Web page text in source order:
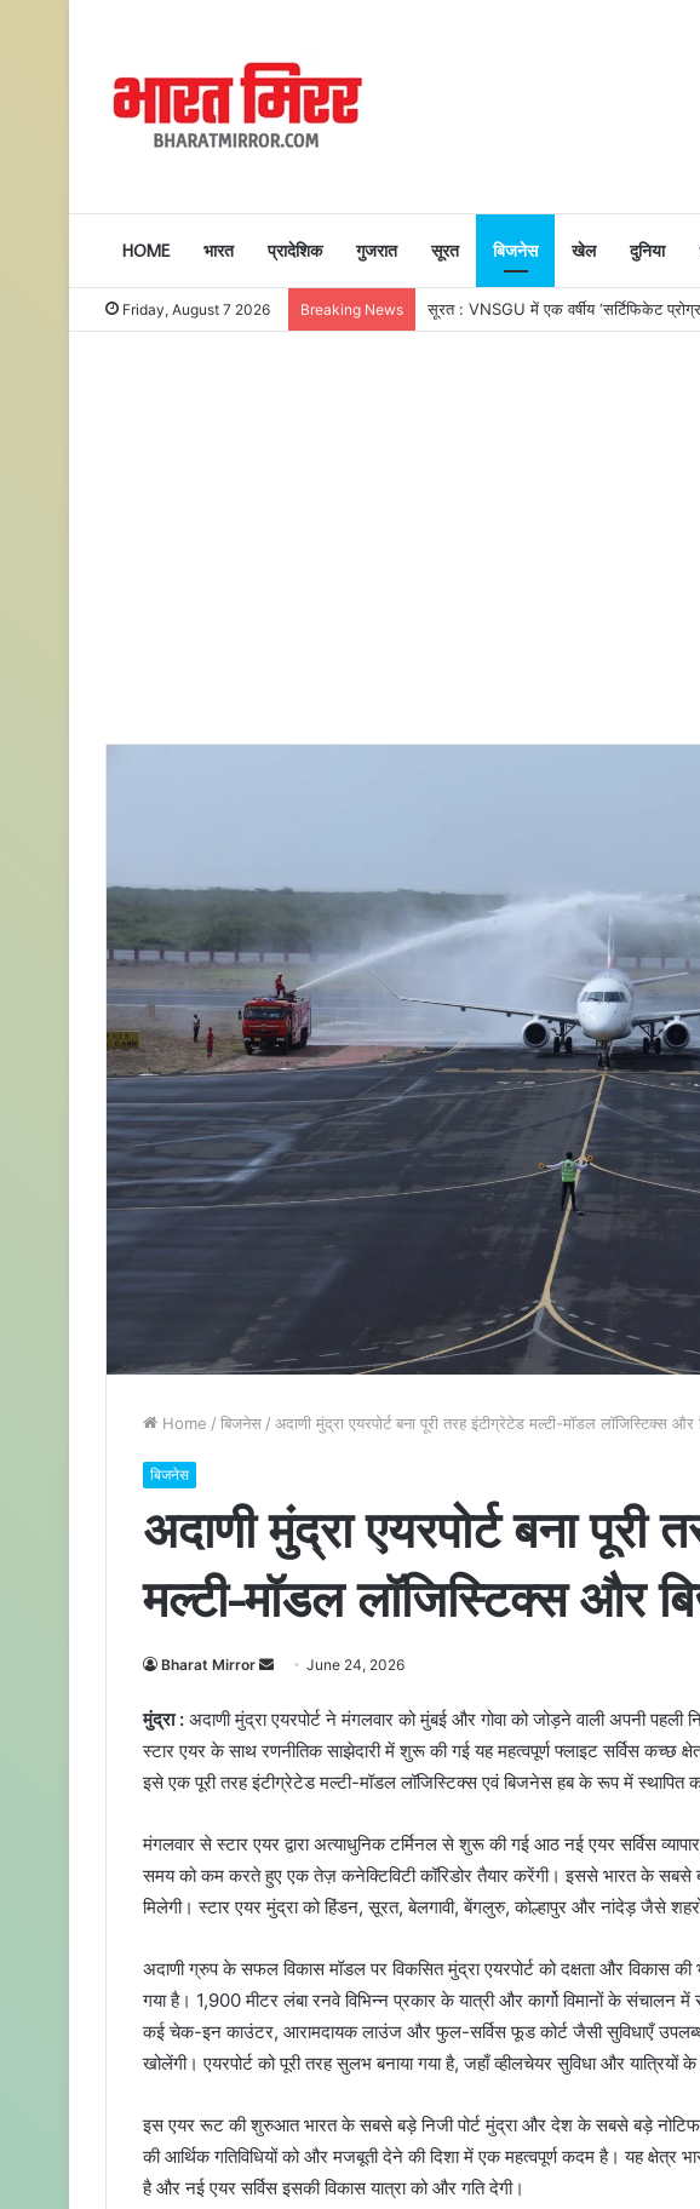
HOME भारत प्रादेशिक गुजरात सूरत बिजनेस खेल दुनिया
Friday, August 7 2026 Breaking News सूरत : VNSGU में एक वर्षीय ‘सर्टिफिकेट
Home / बिजनेस / अदाणी मुंद्रा एयरपोर्ट बना पूरी तरह इंटीग्रेटेड मल्टी-मॉडल लॉजिस्टिक्स
बिजनेस
अदाणी मुंद्रा एयरपोर्ट बना पूरी
मल्टी-मॉडल लॉजिस्टिक्स और
Bharat Mirror
n
d
a
e
m
a
June 24, 2026
मुंद्रा : अदाणी मुंद्रा एयरपोर्ट ने मंगलवार को मुंबई और गोवा को जोड़ने वाली अपनी पहली
स्टार एयर के साथ रणनीतिक साझेदारी में शुरू की गई यह महत्वपूर्ण फ्लाइट सर्विस कच्छ
इसे एक पूरी तरह इंटीग्रेटेड मल्टी-मॉडल लॉजिस्टिक्स एवं बिजनेस हब के रूप में स्थापित
मंगलवार से स्टार एयर द्वारा अत्याधुनिक टर्मिनल से शुरू की गई आठ नई एयर सर्विस
समय को कम करते हुए एक तेज़ कनेक्टिविटी कॉरिडोर तैयार करेंगी। इससे भारत के सबसे बड़े
मिलेगी। स्टार एयर मुंद्रा को हिंडन, सूरत, बेलगावी, बेंगलुरु, कोल्हापुर और नांदेड़ जैसे
अदाणी ग्रुप के सफल विकास मॉडल पर विकसित मुंद्रा एयरपोर्ट को दक्षता और विकास
गया है। 1,900 मीटर लंबा रनवे विभिन्न प्रकार के यात्री और कार्गो विमानों के संचालन में
कई चेक-इन काउंटर, आरामदायक लाउंज और फुल-सर्विस फूड कोर्ट जैसी सुविधाएँ
खोलेंगी। एयरपोर्ट को पूरी तरह सुलभ बनाया गया है, जहाँ व्हीलचेयर सुविधा और
इस एयर रूट की शुरुआत भारत के सबसे बड़े निजी पोर्ट मुंद्रा और देश के सबसे बड़े
की आर्थिक गतिविधियों को और मजबूती देने की दिशा में एक महत्वपूर्ण कदम है। यह क्षेत्र
है और नई एयर सर्विस इसकी विकास यात्रा को और गति देगी।